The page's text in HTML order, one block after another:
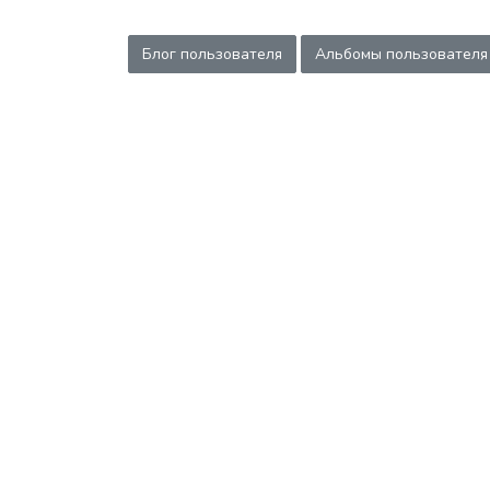
Блог пользователя Альбомы пользователя